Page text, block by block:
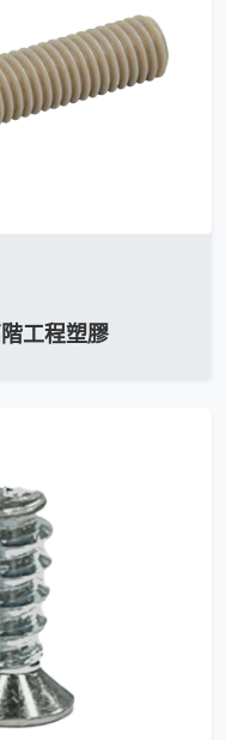
工程塑膠